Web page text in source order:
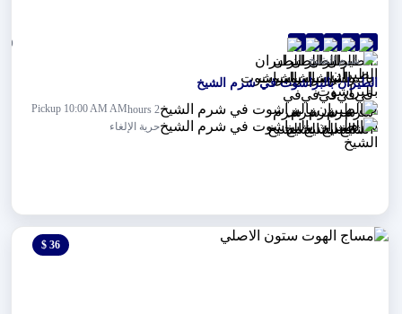
(0)
شرم الشيخ
الطيران بالبراشوت في شرم الشيخ
2 hours
Pickup 10:00 AM AM
حرية الإلغاء
36 $